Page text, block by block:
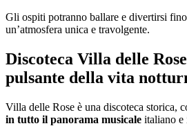
Gli ospiti potranno ballare e divertirsi
un’atmosfera unica e travolgente.
Discoteca Villa delle
pulsante della vita
Villa delle Rose è una discoteca storica,
in tutto il panorama musicale italiano e